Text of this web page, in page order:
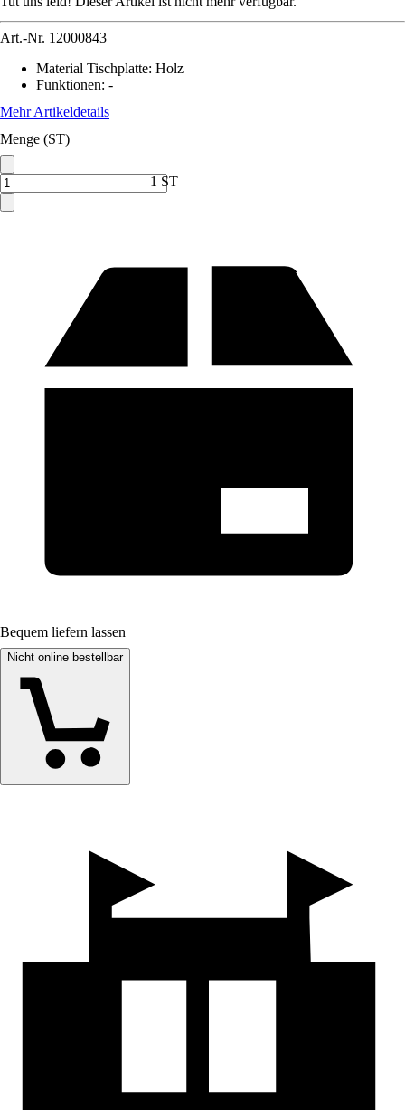
Art.-Nr. 12000843
Material Tischplatte: Holz
Funktionen: -
Mehr Artikeldetails
Menge (ST)
1 ST
Bequem liefern lassen
Nicht online bestellbar